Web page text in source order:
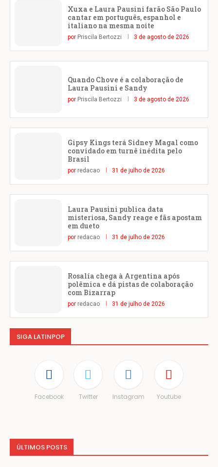
Xuxa e Laura Pausini farão São Paulo
cantar em português, espanhol e
italiano na mesma noite
por Priscila Bertozzi 3 de agosto de 2026
Quando Chove é a colaboração de
Laura Pausini e Sandy
por Priscila Bertozzi 3 de agosto de 2026
Gipsy Kings terá Sidney Magal como
convidado em turnê inédita pelo
Brasil
por redacao 31 de julho de 2026
Laura Pausini publica data
misteriosa, Sandy reage e fãs apostam
em dueto
por redacao 31 de julho de 2026
Rosalía chega à Argentina após
polêmica e dá pistas de colaboração
com Bizarrap
por redacao 31 de julho de 2026
SIGA LATINPOP
Facebook Twitter Instagram Youtube
ÚLTIMOS POSTS